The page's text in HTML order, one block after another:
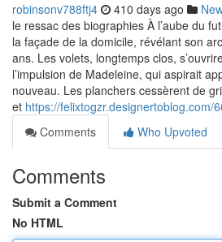
robinsonv788ftj4 410 days ago
le ressac des biographies À l’aube du
la façade de la domicile, révélant son
ans. Les volets, longtemps clos,
l’impulsion de Madeleine, qui aspirait
nouveau. Les planchers cessèrent de
et https://felixtogzr.designertoblog.com/
Comments
Who Upvoted
Comments
Submit a Comment
No HTML